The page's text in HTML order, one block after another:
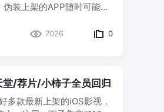
装上架的APP随时可能被
7026 0
/荐片/小柿子全员回归
多款最新上架的iOS影视，